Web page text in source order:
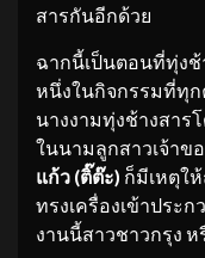
สารกันอีกด้วย
ฉากนี้เป็นตอนที่ทุ่งช้
หนึ่งในกิจกรรมที่ทุ
นางงามทุ่งช้างสาร
ในนามลูกสาวเจ้าข
แก้ว (ติ๊ต๊ะ) ก็มีเหตุใ
ทรงเครื่องเข้าประ
งานนี้สาวชาวกรุง